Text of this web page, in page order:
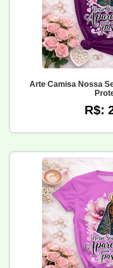
Arte Camisa Nossa
R$: